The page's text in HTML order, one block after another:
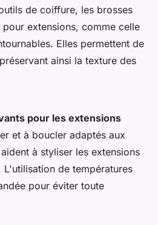
de coiffure, les brosses
extensions, comme celle
Elles permettent de
ainsi la texture des
pour les extensions
et à boucler adaptés aux
à styliser les extensions
L'utilisation de températures
pour éviter toute